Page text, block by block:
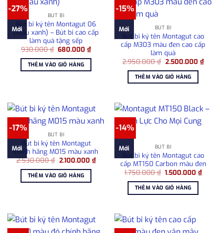
-27%
Mới
BÚT BI
Bút bi ký tên Montagut 06
(màu xanh) – Bút bi cao cấp
làm quà tặng sếp
930.000₫ Giá
là:
930.000 ₫.
680.000₫Giá
hiện
680.000 ₫.
THÊM VÀO GIỎ HÀNG
-15%
Mới BÚT BI
Bút bi ký tên Montagut cao
cấp M303 màu đen cao cấp
làm quà
2.950.000₫ Giá
là:
2.950.000 ₫.
2.500.000 ₫Giá
hiện
THÊM VÀO GIỎ HÀNG
-17%
Mới
BÚT BI
Bút bi ký tên Montagut
chính hãng M015 màu xanh
2.530.000₫ Giá
là:
2.530.000 ₫.
2.100.000 ₫Giá
THÊM VÀO GIỎ HÀNG
-14%
Mới BÚT BI
Bút bi ký tên Montagut cao
cấp MT150 Carbon màu đen
1.750.000₫ Giá
là:
1.750.000 ₫.
1.500.000₫Giá
THÊM VÀO GIỎ HÀNG